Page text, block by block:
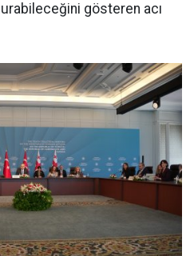
gösteren acı